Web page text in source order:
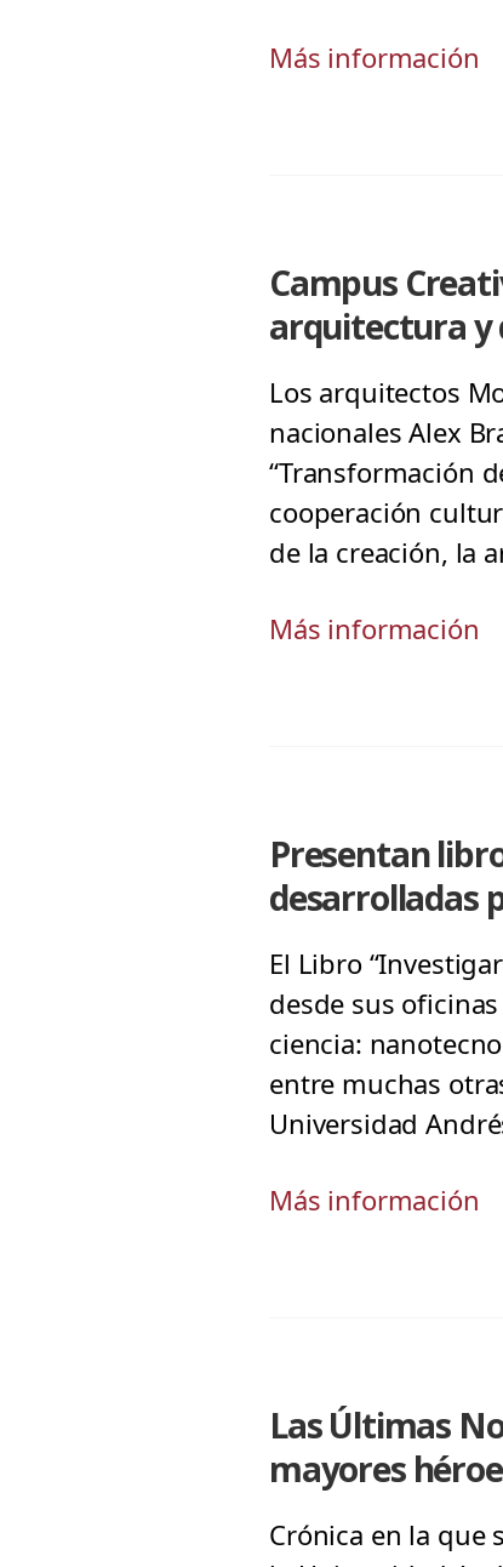
Más información
Campus
arquitectura y
Los arquitectos
nacionales Alex
“Transformación
cooperación
de la creación, la
Más información
Presentan
desarrolladas
El Libro
desde sus
ciencia:
entre muchas
Universidad
Más información
Las Últimas
mayores
Crónica en la que